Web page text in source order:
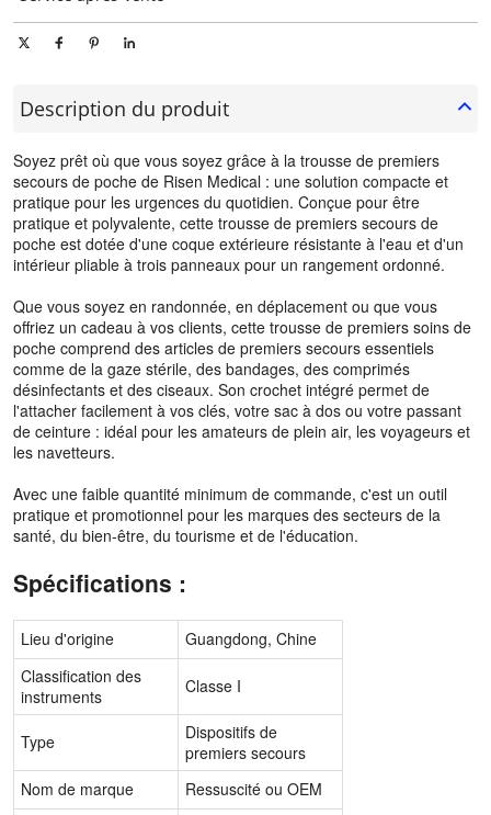
Description du produit
Soyez prêt où que vous soyez grâce à la trousse de premiers
secours de poche de Risen Medical : une solution compacte et
pratique pour les urgences du quotidien. Conçue pour être
pratique et polyvalente, cette trousse de premiers secours de
poche est dotée d'une coque extérieure résistante à l'eau et d'un
intérieur pliable à trois panneaux pour un rangement ordonné.
Que vous soyez en randonnée, en déplacement ou que vous
offriez un cadeau à vos clients, cette trousse de premiers soins de
poche comprend des articles de premiers secours essentiels
comme de la gaze stérile, des bandages, des comprimés
désinfectants et des ciseaux. Son crochet intégré permet de
l'attacher facilement à vos clés, votre sac à dos ou votre passant
de ceinture : idéal pour les amateurs de plein air, les voyageurs et
les navetteurs.
Avec une faible quantité minimum de commande, c'est un outil
pratique et promotionnel pour les marques des secteurs de la
santé, du bien-être, du tourisme et de l'éducation.
Spécifications :
Lieu d'origine
Guangdong, Chine
Classification des
instruments
Classe I
Type
Dispositifs de
premiers secours
Nom de marque
Ressuscité ou OEM